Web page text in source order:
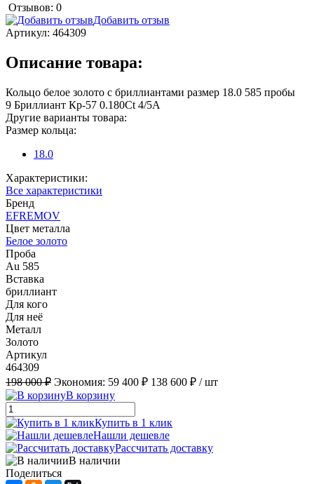
Отзывов: 0
Добавить отзыв
Артикул: 464309
Описание товара:
Кольцо белое золото с бриллиантами размер 18.0 585 пробы
9 Бриллиант Кр-57 0.180Ct 4/5А
Другие варианты товара:
Размер кольца:
18.0
Характеристики:
Все характеристики
Бренд
EFREMOV
Цвет металла
Белое золото
Проба
Au 585
Вставка
бриллиант
Для кого
Для неё
Металл
Золото
Артикул
464309
198 000 ₽ Экономия: 59 400 ₽ 138 600 ₽ / шт
В корзину
Купить в 1 клик
Нашли дешевле
Рассчитать доставку
В наличии
Поделиться